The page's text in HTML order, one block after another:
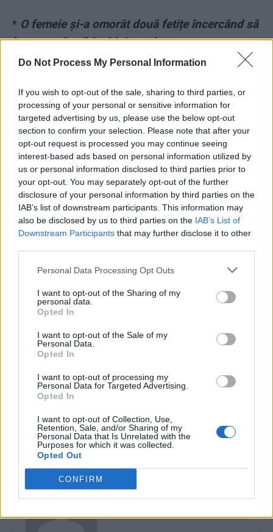
Do Not Process My Personal Information
If you wish to opt-out of the sale, sharing to third parties, or
processing of your personal or sensitive information for
targeted advertising by us, please use the below opt-out
section to confirm your selection. Please note that after your
opt-out request is processed you may continue seeing
interest-based ads based on personal information utilized by
us or personal information disclosed to third parties prior to
your opt-out. You may separately opt-out of the further
disclosure of your personal information by third parties on the
IAB’s list of downstream participants. This information may
also be disclosed by us to third parties on the IAB’s List of
Downstream Participants that may further disclose it to other
Personal Data Processing Opt Outs
I want to opt-out of the Sharing of my
personal data.
Opted In
I want to opt-out of the Sale of my
Personal Data.
Opted In
I want to opt-out of processing my
Personal Data for Targeted Advertising.
Opted In
I want to opt-out of Collection, Use,
Retention, Sale, and/or Sharing of my
Personal Data that Is Unrelated with the
Purposes for which it was collected.
Opted Out
CONFIRM
* O femeie și-a omorât două fetițe încercând să
le scape de păduchi. Le-a dat pe cap cu
insecticid pentru oi!
*Dacă vrei Liga Campionilor, ia-ți antrenor
german! Formidabila ștafetă Klopp – Flick –
Tuchel. Chelsea e noua regină a Europei
Articolul precedent
arestat preventiv pentru
pedofilie. A agresat sexual o
conspiraționist: „S-a dat ordin